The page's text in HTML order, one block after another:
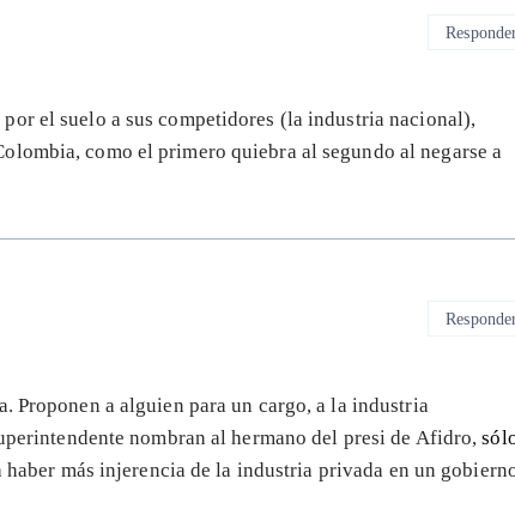
el suelo a sus competidores (la industria nacional),
como el primero quiebra al segundo al negarse a
Proponen a alguien para un cargo, a la industria
nombran al hermano del presi de Afidro,
haber más injerencia de la industria privada en un